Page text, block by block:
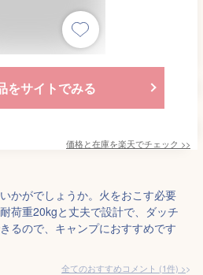
をサイトでみる
価格と在庫を楽天でチェック >>
かがでしょうか。火をおこす必要
荷重20kgと丈夫で設計で、ダッチ
るので、キャンプにおすすめです
全てのおすすめコメント (1件) >